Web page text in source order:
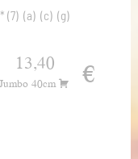
7 a c g
13,40
Jumbo 40cm €